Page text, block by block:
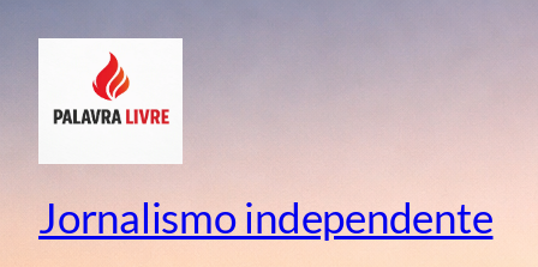
conteúdo
Jornalismo independente